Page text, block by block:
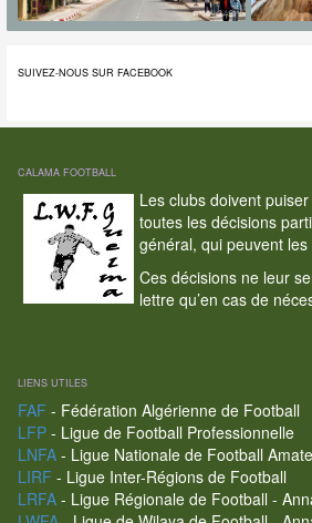
SUIVEZ-NOUS SUR FACEBOOK
CALAMA FOOTBALL
Les clubs doivent
toutes les décisions
général, qui peuvent les
Ces décisions ne leur
lettre qu’en cas de
LIENS UTILES
FAF - Fédération Algérienne de Football
LFP- Ligue de Football Professionnelle
LNFA- Ligue Nationale de Football
LIRF - Ligue Inter-Régions de Football
LRFA- Ligue Régionale de Football -